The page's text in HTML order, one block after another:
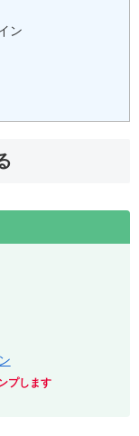
ン
プします